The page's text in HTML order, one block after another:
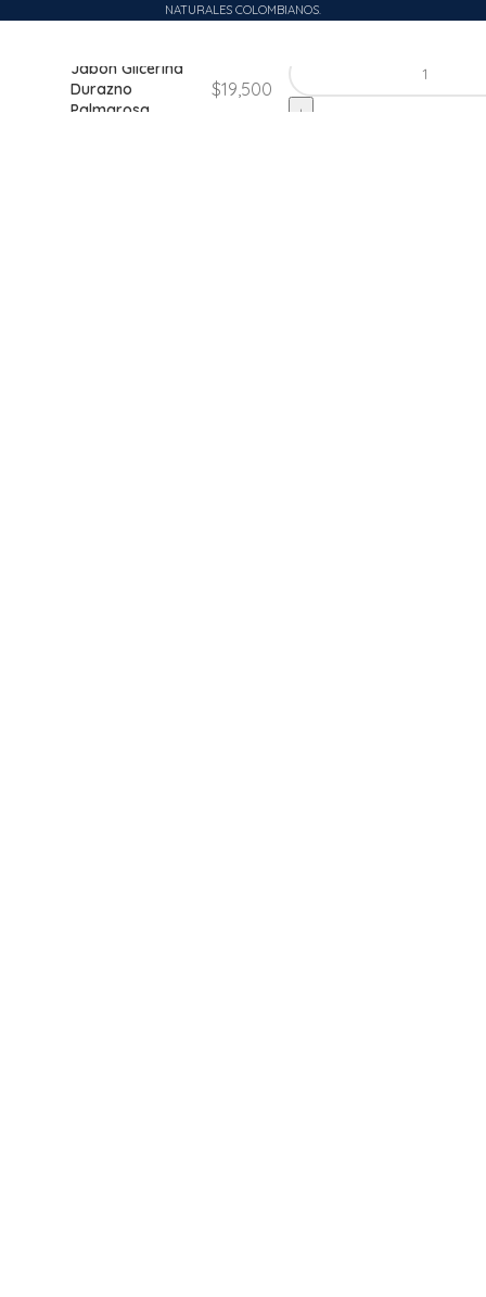
NATURALES COLOMBIANOS.
Jabón Glicerina
Durazno
Palmarosa
$19,500